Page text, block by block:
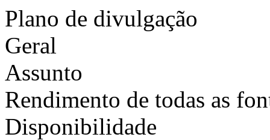
Plano de divulgação
Geral
Assunto
Rendimento de todas as
Disponibilidade